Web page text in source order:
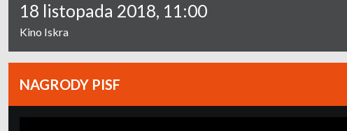
18 listopada 2018, 11:00
Kino Iskra
NAGRODY PISF